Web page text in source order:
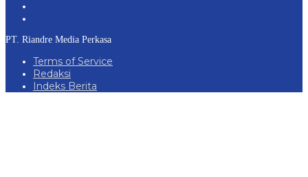
PT. Riandre Media Perkasa
Terms of Service
Redaksi
Indeks Berita